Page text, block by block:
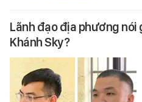
Lãnh đạo địa phương nói
Khánh Sky?